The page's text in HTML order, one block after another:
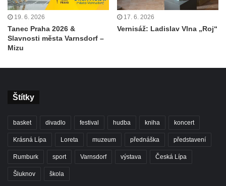
19. 6. 2026
Tanec Praha 2026 &
Slavnosti města Varnsdorf –
Mizu
17. 6. 2026
Vernisáž: Ladislav Vlna „Roj“
Štítky
basket divadlo festival hudba kniha koncert
Krásná Lípa Loreta muzeum přednáška představení
Rumburk sport Varnsdorf výstava Česká Lípa
Šluknov škola